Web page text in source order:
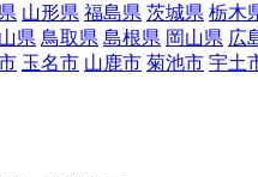
山形県 福島県 茨城県 栃木
県 鳥取県 島根県 岡山県 広
玉名市 山鹿市 菊池市 宇土